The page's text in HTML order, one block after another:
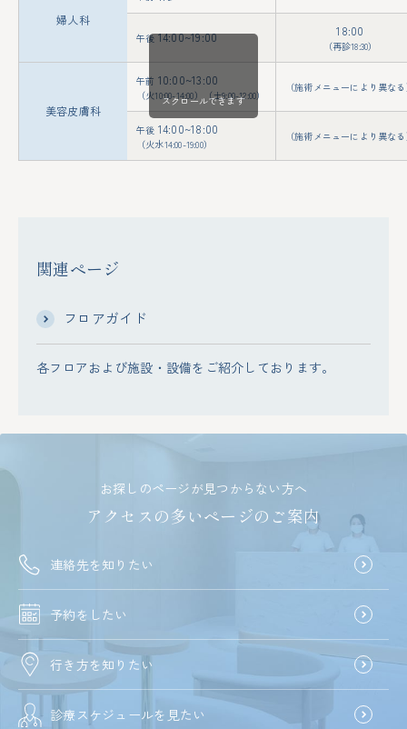
婦人科
午後14:00~19:00 18:00
（再診18:30）
美容皮膚科
午前 10:00~13:00
（火10:00-14:00）（土9:00-12:00）
（施術メニューにより異な
午後 14:00~18:00
（火水14:00-19:00）
（施術メニューにより異な
スクロールできます
関連ページ
フロアガイド
各フロアおよび施設・設備をご紹介しております。
お探しのページが見つからない方へ
アクセスの多いページのご案内
連絡先を知りたい
予約をしたい
行き方を知りたい
診療スケジュールを見たい